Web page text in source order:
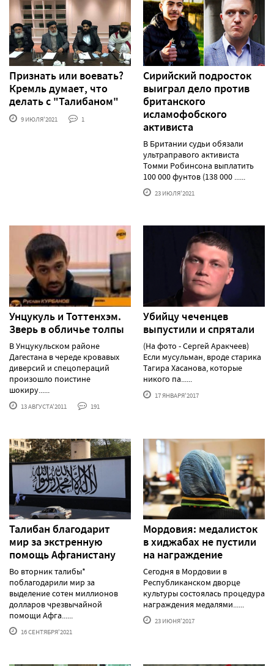
Признать или воевать?
Кремль думает, что
делать с "Талибаном"
9 ИЮЛЯ'2021 1
Сирийский подросток
выиграл дело против
британского
исламофобского
активиста
В Британии судьи обязали
ультраправого активиста
Томми Робинсона выплатить
100 000 фунтов (138 000 ......
23 ИЮЛЯ'2021
Унцукуль и Тоттенхэм.
Зверь в обличье толпы
В Унцукульском районе
Дагестана в череде кровавых
диверсий и спецопераций
произошло поистине
шокиру......
13 АВГУСТА'2011 191
Убийцу чеченцев
выпустили и спрятали
(На фото - Сергей Аракчеев)
Если мусульман, вроде старика
Тагира Хасанова, которые
никого па......
17 ЯНВАРЯ'2017
Талибан благодарит
мир за экстренную
помощь Афганистану
Во вторник талибы*
поблагодарили мир за
выделение сотен миллионов
долларов чрезвычайной
помощи Афга......
16 СЕНТЯБРЯ'2021
Мордовия: медалисток
в хиджабах не пустили
на награждение
Сегодня в Мордовии в
Республиканском дворце
культуры состоялась процедура
награждения медалями......
23 ИЮНЯ'2017